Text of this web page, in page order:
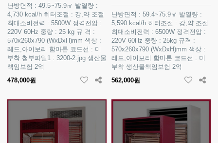
난방면적 : 49.5~75.9㎡ 발열량 :
4,730 kcal/h 히터조절 : 강,약 조절
최대소비전력 : 5500W 정격전압 :
220V 60Hz 중량 : 25 kg 규 격 :
570x260x790 (WxDxH)mm 색상 :
레드,아이보리 함마톤 코드선 : 미
부착 첨부파일1 : 3200-2.jpg 생산물
책임보험 2억
478,000원
난방면적 : 59.4~75.9㎡ 발열량 :
5,590 kcal/h 히터조절 : 강,약 조절
최대소비전력 : 6500W 정격전압 :
220V 60Hz 중량 : 25kg 규격 :
570x260x790 (WxDxH)mm 색상 :
레드,아이보리 함마톤 코드선 : 미
부착 생산물책임보험 2억
562,000원